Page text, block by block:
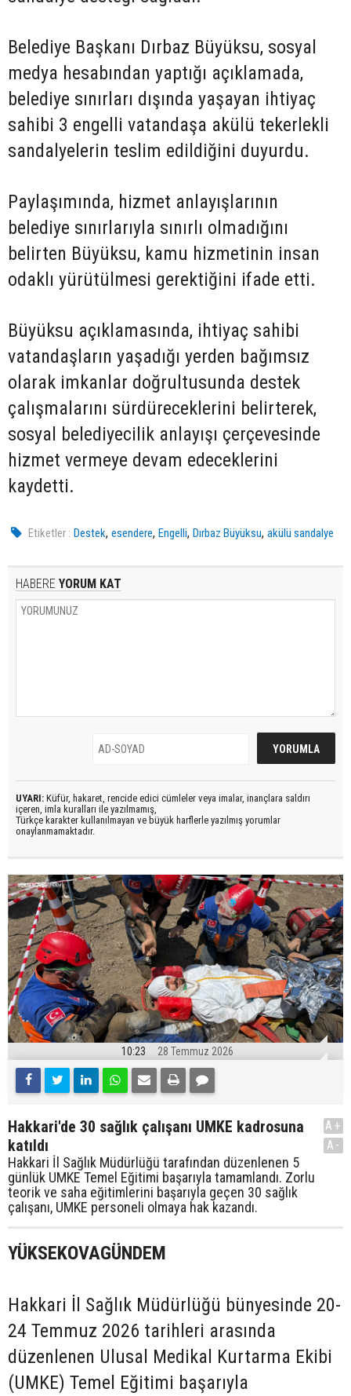
Belediye Başkanı Dırbaz Büyüksu, sosyal
medya hesabından yaptığı açıklamada,
belediye sınırları dışında yaşayan ihtiyaç
sahibi 3 engelli vatandaşa akülü tekerlekli
sandalyelerin teslim edildiğini duyurdu.
Paylaşımında, hizmet anlayışlarının
belediye sınırlarıyla sınırlı olmadığını
belirten Büyüksu, kamu hizmetinin insan
odaklı yürütülmesi gerektiğini ifade etti.
Büyüksu açıklamasında, ihtiyaç sahibi
vatandaşların yaşadığı yerden bağımsız
olarak imkanlar doğrultusunda destek
çalışmalarını sürdüreceklerini belirterek,
sosyal belediyecilik anlayışı çerçevesinde
hizmet vermeye devam edeceklerini
kaydetti.
Etiketler : Destek,esendere,Engelli,Dırbaz Büyüksu,akülü sandalye
HABERE YORUM KAT
UYARI: Küfür, hakaret, rencide edici cümleler veya imalar, inançlara saldırı
içeren, imla kuralları ile yazılmamış,
Türkçe karakter kullanılmayan ve büyük harflerle yazılmış yorumlar
onaylanmamaktadır.
10:23 28 Temmuz 2026
Hakkari'de 30 sağlık çalışanı UMKE kadrosuna
katıldı
Hakkari İl Sağlık Müdürlüğü tarafından düzenlenen 5
günlük UMKE Temel Eğitimi başarıyla tamamlandı. Zorlu
teorik ve saha eğitimlerini başarıyla geçen 30 sağlık
çalışanı, UMKE personeli olmaya hak kazandı.
A+
A-
YÜKSEKOVAGÜNDEM
Hakkari İl Sağlık Müdürlüğü bünyesinde 20-
24 Temmuz 2026 tarihleri arasında
düzenlenen Ulusal Medikal Kurtarma Ekibi
(UMKE) Temel Eğitimi başarıyla